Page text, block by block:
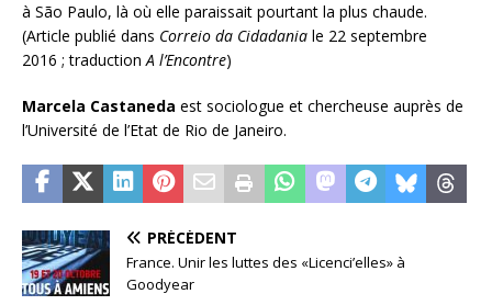
à São Paulo, là où elle paraissait pourtant la plus chaude.
(Article publié dans Correio da Cidadania le 22 septembre
2016 ; traductionA l’Encontre)
Marcela Castaneda est sociologue et chercheuse auprès de
l’Université de l’Etat de Rio de Janeiro.
PRÉCÉDENT
France. Unir les luttes des «Licenci’elles» à
Goodyear